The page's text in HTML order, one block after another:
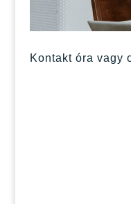
Kontakt óra vagy